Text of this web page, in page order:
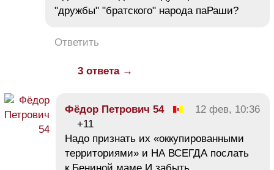
"дружбы" "братского" народа паРаши?
Ответить
3 ответа →
Фёдор Петрович 54
12 фев, 10:36
+11
Надо признать их «оккупированными
территориями» и НА ВСЕГДА послать